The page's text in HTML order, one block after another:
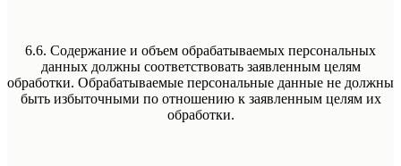
6.6. Содержание и объем обрабатываемых персональных
данных должны соответствовать заявленным целям
обработки. Обрабатываемые персональные данные не должны
быть избыточными по отношению к заявленным целям их
обработки.